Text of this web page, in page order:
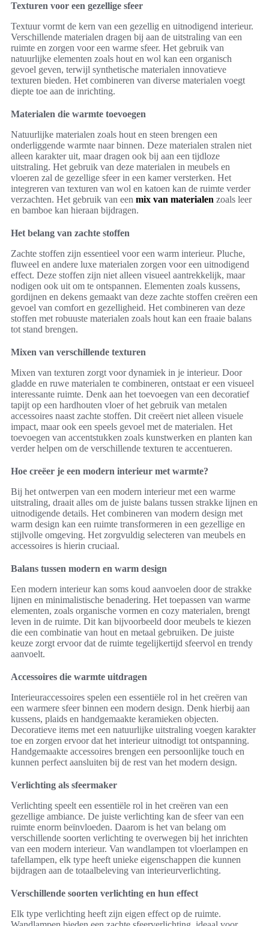
Texturen voor een gezellige sfeer
Textuur vormt de kern van een gezellig en uitnodigend interieur.
Verschillende materialen dragen bij aan de uitstraling van een
ruimte en zorgen voor een warme sfeer. Het gebruik van
natuurlijke elementen zoals hout en wol kan een organisch
gevoel geven, terwijl synthetische materialen innovatieve
texturen bieden. Het combineren van diverse materialen voegt
diepte toe aan de inrichting.
Materialen die warmte toevoegen
Natuurlijke materialen zoals hout en steen brengen een
onderliggende warmte naar binnen. Deze materialen stralen niet
alleen karakter uit, maar dragen ook bij aan een tijdloze
uitstraling. Het gebruik van deze materialen in meubels en
vloeren zal de gezellige sfeer in een kamer versterken. Het
integreren van texturen van wol en katoen kan de ruimte verder
verzachten. Het gebruik van een mix van materialen zoals leer
en bamboe kan hieraan bijdragen.
Het belang van zachte stoffen
Zachte stoffen zijn essentieel voor een warm interieur. Pluche,
fluweel en andere luxe materialen zorgen voor een uitnodigend
effect. Deze stoffen zijn niet alleen visueel aantrekkelijk, maar
nodigen ook uit om te ontspannen. Elementen zoals kussens,
gordijnen en dekens gemaakt van deze zachte stoffen creëren een
gevoel van comfort en gezelligheid. Het combineren van deze
stoffen met robuuste materialen zoals hout kan een fraaie balans
tot stand brengen.
Mixen van verschillende texturen
Mixen van texturen zorgt voor dynamiek in je interieur. Door
gladde en ruwe materialen te combineren, ontstaat er een visueel
interessante ruimte. Denk aan het toevoegen van een decoratief
tapijt op een hardhouten vloer of het gebruik van metalen
accessoires naast zachte stoffen. Dit creëert niet alleen visuele
impact, maar ook een speels gevoel met de materialen. Het
toevoegen van accentstukken zoals kunstwerken en planten kan
verder helpen om de verschillende texturen te accentueren.
Hoe creëer je een modern interieur met warmte?
Bij het ontwerpen van een modern interieur met een warme
uitstraling, draait alles om de juiste balans tussen strakke lijnen en
uitnodigende details. Het combineren van modern design met
warm design kan een ruimte transformeren in een gezellige en
stijlvolle omgeving. Het zorgvuldig selecteren van meubels en
accessoires is hierin cruciaal.
Balans tussen modern en warm design
Een modern interieur kan soms koud aanvoelen door de strakke
lijnen en minimalistische benadering. Het toepassen van warme
elementen, zoals organische vormen en cozy materialen, brengt
leven in de ruimte. Dit kan bijvoorbeeld door meubels te kiezen
die een combinatie van hout en metaal gebruiken. De juiste
keuze zorgt ervoor dat de ruimte tegelijkertijd sfeervol en trendy
aanvoelt.
Accessoires die warmte uitdragen
Interieuraccessoires spelen een essentiële rol in het creëren van
een warmere sfeer binnen een modern design. Denk hierbij aan
kussens, plaids en handgemaakte keramieken objecten.
Decoratieve items met een natuurlijke uitstraling voegen karakter
toe en zorgen ervoor dat het interieur uitnodigt tot ontspanning.
Handgemaakte accessoires brengen een persoonlijke touch en
kunnen perfect aansluiten bij de rest van het modern design.
Verlichting als sfeermaker
Verlichting speelt een essentiële rol in het creëren van een
gezellige ambiance. De juiste verlichting kan de sfeer van een
ruimte enorm beïnvloeden. Daarom is het van belang om
verschillende soorten verlichting te overwegen bij het inrichten
van een modern interieur. Van wandlampen tot vloerlampen en
tafellampen, elk type heeft unieke eigenschappen die kunnen
bijdragen aan de totaalbeleving van interieurverlichting.
Verschillende soorten verlichting en hun effect
Elk type verlichting heeft zijn eigen effect op de ruimte.